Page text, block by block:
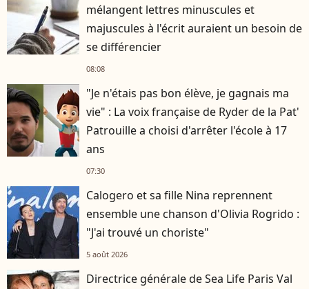
mélangent lettres minuscules et
majuscules à l'écrit auraient un besoin de
se différencier
08:08
"Je n'étais pas bon élève, je gagnais ma
vie" : La voix française de Ryder de la Pat'
Patrouille a choisi d'arrêter l'école à 17
ans
07:30
Calogero et sa fille Nina reprennent
ensemble une chanson d'Olivia Rogrido :
"J'ai trouvé un choriste"
5 août 2026
Directrice générale de Sea Life Paris Val